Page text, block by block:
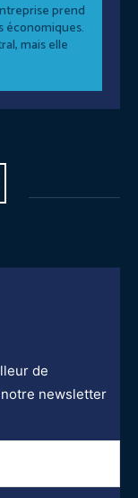
prend
économiques.
mais elle
de
newsletter